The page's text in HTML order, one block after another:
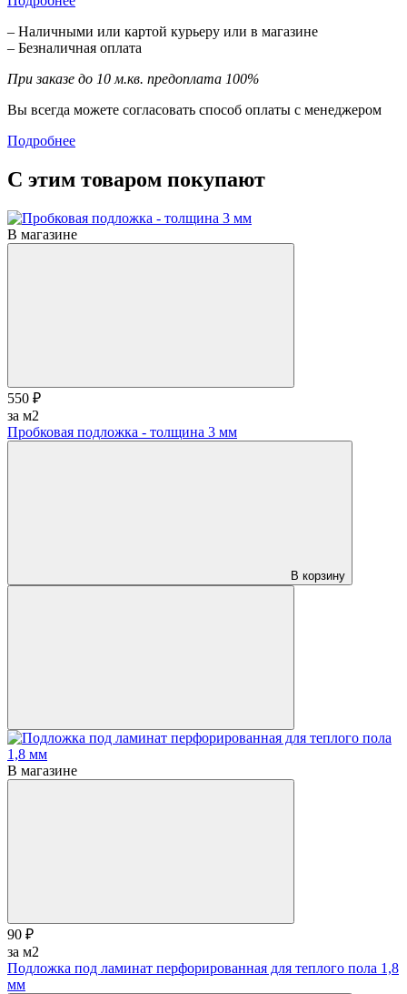
– Наличными или картой курьеру или в магазине
– Безналичная оплата
При заказе до 10 м.кв. предоплата 100%
Вы всегда можете согласовать способ оплаты с менеджером
Подробнее
С этим товаром покупают
В магазине
550 ₽
за м2
Пробковая подложка - толщина 3 мм
В корзину
В магазине
90 ₽
за м2
Подложка под ламинат перфорированная для теплого пола 1,8
мм